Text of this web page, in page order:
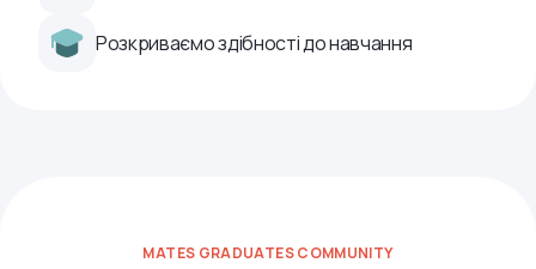
Розкриваємо здібності до навчання
MATES GRADUATES COMMUNITY